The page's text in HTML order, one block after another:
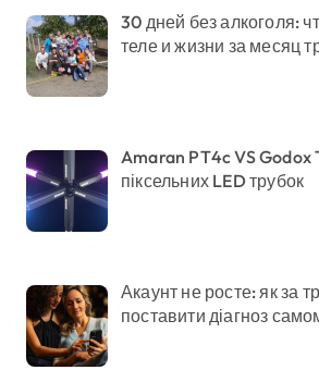
30 дней без алкоголя:
теле и жизни за месяц
Amaran PT4c VS Godox
піксельних LED трубок
Акаунт не росте: як за
поставити діагноз